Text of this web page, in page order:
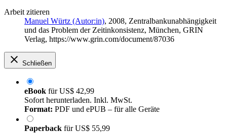
Arbeit zitieren
Manuel Würtz (Autor:in), 2008, Zentralbankunabhängigkeit
und das Problem der Zeitinkonsistenz, München, GRIN
Verlag, https://www.grin.com/document/87036
Schließen
eBook fürUS$ 42,99
Sofort herunterladen. Inkl. MwSt.
Format: PDF und ePUB – für alle Geräte
Paperback fürUS$ 55,99